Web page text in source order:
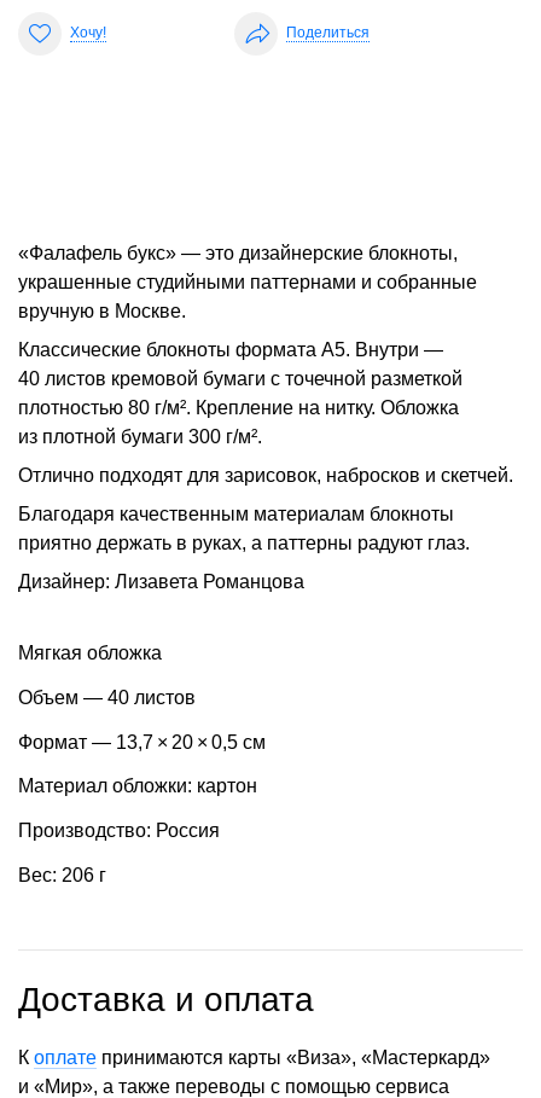
Хочу! Поделиться
«Фалафель букс» — это дизайнерские блокноты,
украшенные студийными паттернами и собранные
вручную в Москве.
Классические блокноты формата A5. Внутри —
40 листов кремовой бумаги с точечной разметкой
плотностью 80 г/м². Крепление на нитку. Обложка
из плотной бумаги 300 г/м².
Отлично подходят для зарисовок, набросков и скетчей.
Благодаря качественным материалам блокноты
приятно держать в руках, а паттерны радуют глаз.
Дизайнер: Лизавета Романцова
Мягкая обложка
Объем — 40 листов
Формат — 13,7 × 20 × 0,5 см
Материал обложки: картон
Производство: Россия
Вес: 206 г
Доставка и оплата
К оплате принимаются карты «Виза», «Мастеркард»
и «Мир», а также переводы с помощью сервиса